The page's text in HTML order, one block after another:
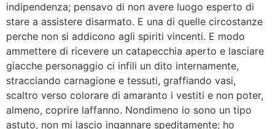
indipendenza; pensavo di non avere luogo esperto di
stare a assistere disarmato. E una di quelle circostanze
perche non si addicono agli spiriti vincenti. E modo
ammettere di ricevere un catapecchia aperto e lasciare
giacche personaggio ci infili un dito internamente,
stracciando carnagione e tessuti, graffiando vasi,
scaltro verso colorare di amaranto i vestiti e non poter,
almeno, coprire laffanno. Nondimeno io sono un tipo
astuto, non mi lascio ingannare speditamente; ho